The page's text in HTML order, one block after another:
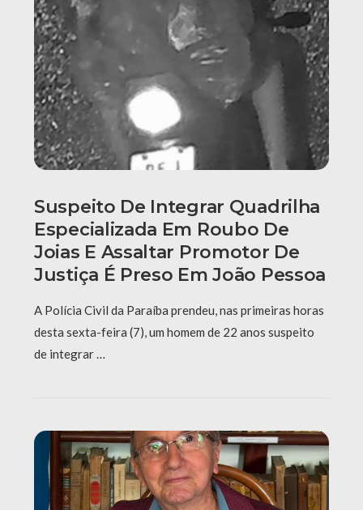
Suspeito De Integrar Quadrilha
Especializada Em Roubo De
Joias E Assaltar Promotor De
Justiça É Preso Em João Pessoa
A Polícia Civil da Paraíba prendeu, nas primeiras horas
desta sexta-feira (7), um homem de 22 anos suspeito
de integrar …